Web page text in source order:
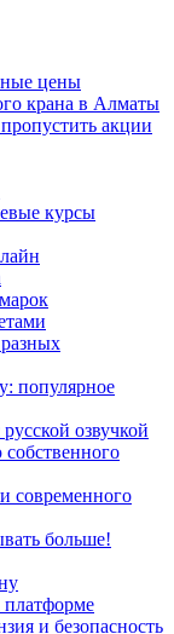
цены
крана в Алматы
акции
курсы
популярное
озвучкой
современного
больше!
платформе
и безопасность